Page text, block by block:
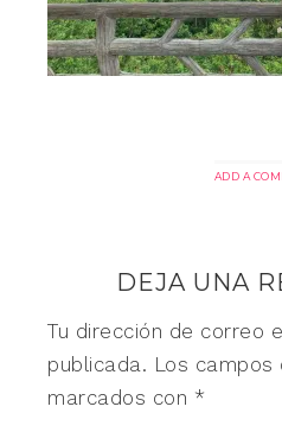
ADD A
DEJA UNA
Tu dirección de correo
publicada. Los campos
marcados con *